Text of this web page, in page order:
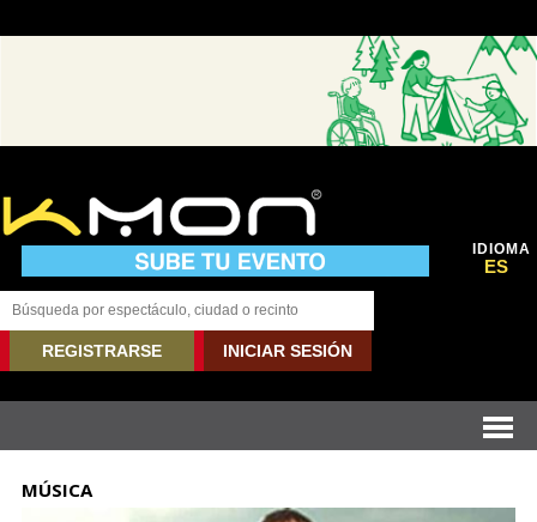
IDIOMA
ES
REGISTRARSE INICIAR SESIÓN
MÚSICA